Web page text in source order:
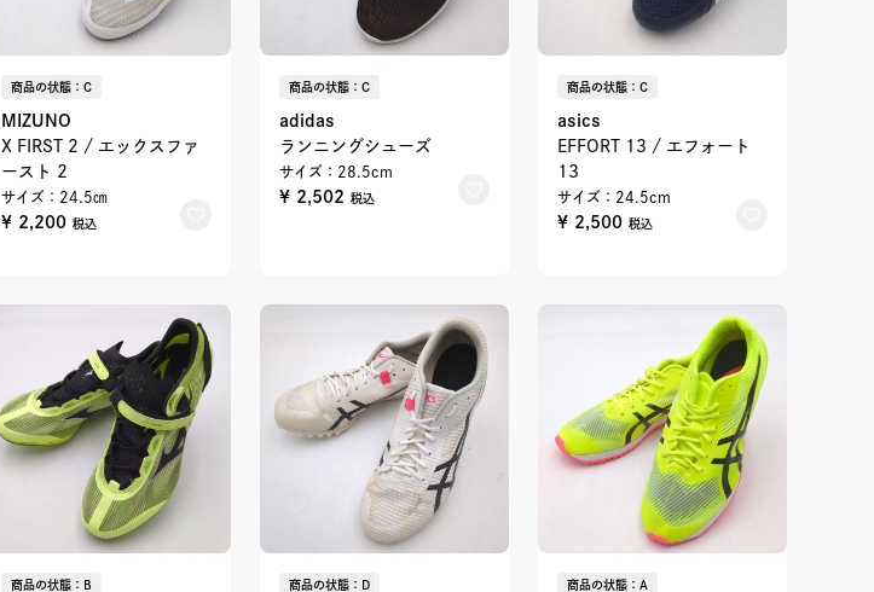
商品の状態：C
MIZUNO
X FIRST 2 / エックスファ
ースト 2
サイズ：24.5㎝
¥ 2,200 税込
商品の状態：C
adidas
ランニングシューズ
サイズ：28.5cm
¥ 2,502 税込
商品の状態：C
asics
EFFORT 13 / エフォート
13
サイズ：24.5cm
¥ 2,500 税込
商品の状態：B 商品の状態：D 商品の状態：A